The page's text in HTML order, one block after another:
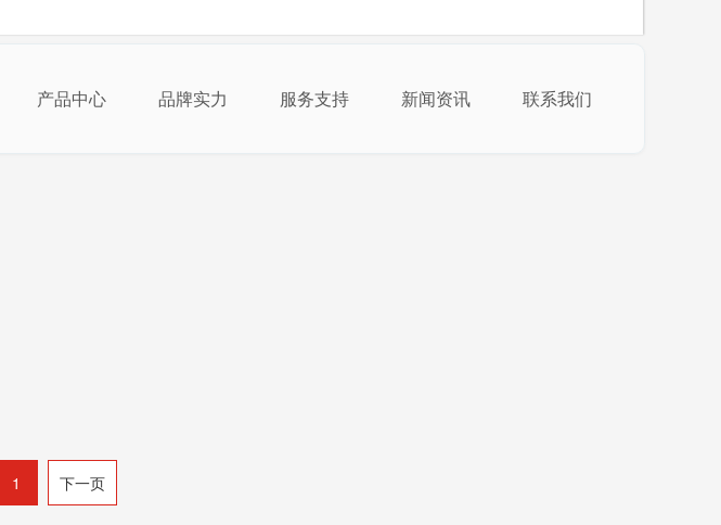
产品中心 品牌实力 服务支持 新闻资讯 联系我们
国巡展！地标，苏州 上海 北京 浙江 广东时间，2017年1月7日一2017年11月
1 下一页